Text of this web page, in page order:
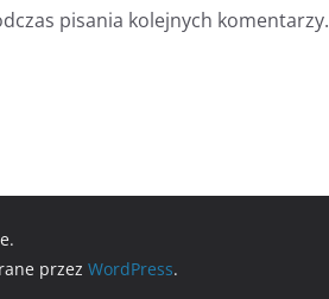
pisania kolejnych komentarzy.
przez WordPress.